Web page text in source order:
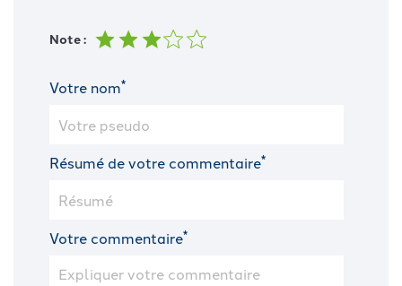
Note :
Votre nom*
Résumé de votre commentaire*
Votre commentaire*